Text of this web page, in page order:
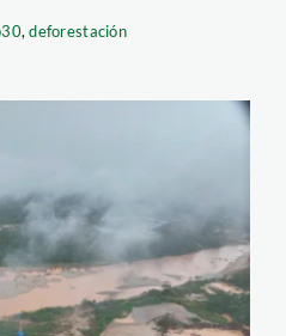
,deforestación